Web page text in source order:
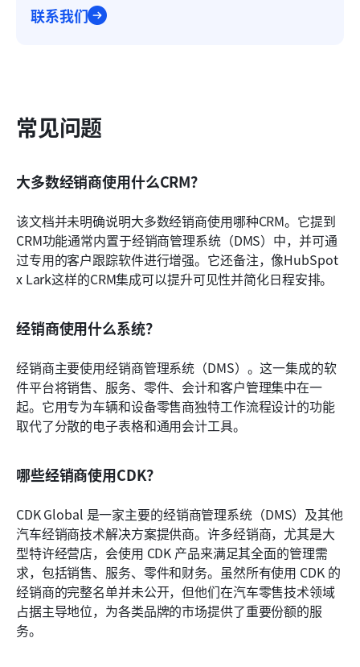
联系我们
常见问题
大多数经销商使用什么CRM？
该文档并未明确说明大多数经销商使用哪种CRM。它提到
CRM功能通常内置于经销商管理系统（DMS）中，并可通
过专用的客户跟踪软件进行增强。它还备注，像HubSpot
x Lark这样的CRM集成可以提升可见性并简化日程安排。
经销商使用什么系统？
经销商主要使用经销商管理系统（DMS）。这一集成的软
件平台将销售、服务、零件、会计和客户管理集中在一
起。它用专为车辆和设备零售商独特工作流程设计的功能
取代了分散的电子表格和通用会计工具。
哪些经销商使用CDK？
CDK Global 是一家主要的经销商管理系统（DMS）及其他
汽车经销商技术解决方案提供商。许多经销商，尤其是大
型特许经营店，会使用 CDK 产品来满足其全面的管理需
求，包括销售、服务、零件和财务。虽然所有使用 CDK 的
经销商的完整名单并未公开，但他们在汽车零售技术领域
占据主导地位，为各类品牌的市场提供了重要份额的服
务。